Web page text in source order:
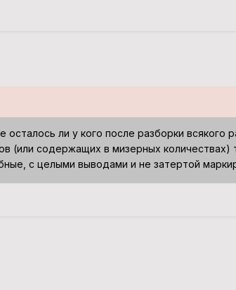
ли у кого после разборки всякого
(или содержащих в мизерных количествах)
с целыми выводами и не затертой